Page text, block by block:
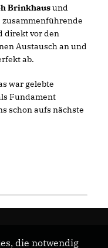
Brinkhausund
zusammenführende
direkt vor den
Austausch an und
ab.
war gelebte
Fundament
schon aufs nächste
die notwendig